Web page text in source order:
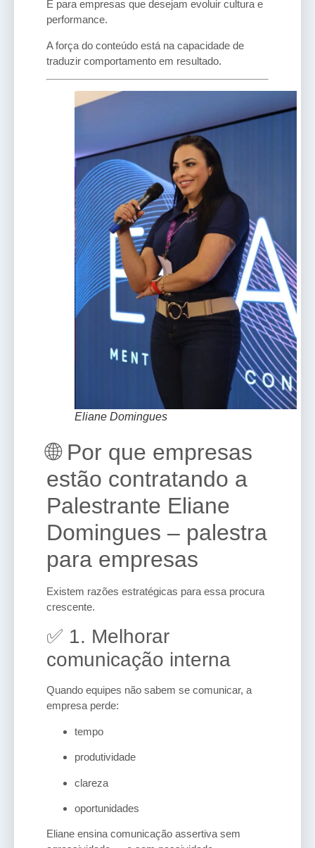
É para empresas que desejam evoluir cultura e
performance.
A força do conteúdo está na capacidade de
traduzir comportamento em resultado.
Eliane Domingues
🌐 Por que empresas
estão contratando a
Palestrante Eliane
Domingues – palestra
para empresas
Existem razões estratégicas para essa procura
crescente.
✅ 1. Melhorar
comunicação interna
Quando equipes não sabem se comunicar, a
empresa perde:
tempo
produtividade
clareza
oportunidades
Eliane ensina comunicação assertiva sem